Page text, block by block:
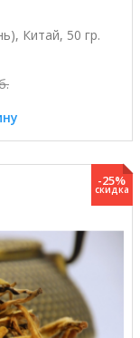
Китай, 50 гр.
-25%
скидка